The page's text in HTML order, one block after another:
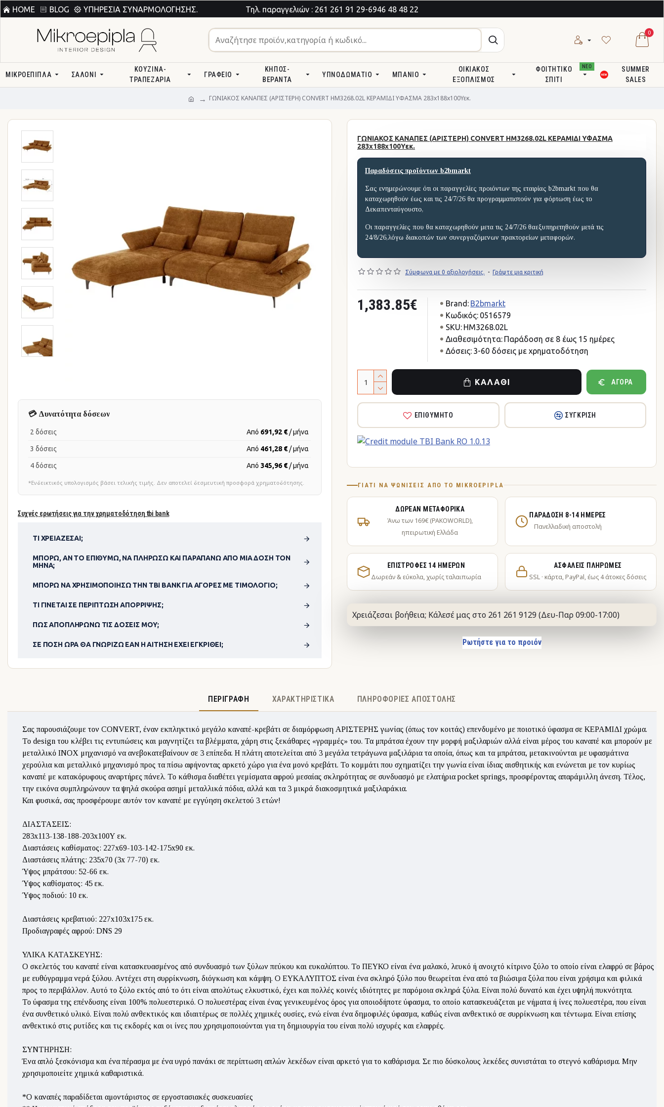
HOME BLOG ΥΠΗΡΕΣΊΑ ΣΥΝΑΡΜΟΛΌΓΗΣΗΣ. Τηλ. παραγγελιών : 261 261 91 29-6946 48 48 22
0
ΜΙΚΡΟΕΠΙΠΛΑ ΣΑΛΌΝΙ
ΚΟΥΖΊΝΑ-
ΤΡΑΠΕΖΑΡΊΑ
ΓΡΑΦΕΊΟ
ΚΉΠΟΣ-
ΒΕΡΆΝΤΑ
ΥΠΝΟΔΩΜΆΤΙΟ ΜΠΆΝΙΟ
ΟΙΚΙΑΚΌΣ
ΕΞΟΠΛΙΣΜΌΣ
ΦΟΙΤΗΤΙΚΌ
ΣΠΊΤΙ
ΝΕΟ
SUMMER
SALES
ΓΩΝΙΑΚΟΣ ΚΑΝΑΠΕΣ (ΑΡΙΣΤΕΡΗ) CONVERT HM3268.02L ΚΕΡΑΜΙΔΙ ΥΦΑΣΜΑ 283x188x100Υεκ.
Συχνές ερωτήσεις για την χρηματοδότηση tbi bank
ΤΙ ΧΡΕΙΆΖΕΣΑΙ;
ΜΠΟΡΏ, ΑΝ ΤΟ ΕΠΙΘΥΜΏ, ΝΑ ΠΛΗΡΏΣΩ ΚΑΙ ΠΑΡΑΠΆΝΩ ΑΠΌ ΜΊΑ ΔΌΣΗ ΤΟΝ
ΜΉΝΑ;
ΜΠΟΡΏ ΝΑ ΧΡΗΣΙΜΟΠΟΊΗΣΩ ΤΗΝ TBI BANK ΓΙΑ ΑΓΟΡΈΣ ΜΕ ΤΙΜΟΛΌΓΙΟ;
ΤΙ ΓΊΝΕΤΑΙ ΣΕ ΠΕΡΊΠΤΩΣΗ ΑΠΌΡΡΙΨΗΣ;
ΠΏΣ ΑΠΟΠΛΗΡΏΝΩ ΤΙΣ ΔΌΣΕΙΣ ΜΟΥ;
ΣΕ ΠΌΣΗ ΏΡΑ ΘΑ ΓΝΩΡΊΖΩ ΕΆΝ Η ΑΊΤΗΣΗ ΈΧΕΙ ΕΓΚΡΙΘΕΊ;
💳 Δυνατότητα δόσεων
2 δόσεις Από 691,92 € / μήνα
3 δόσεις Από 461,28 € / μήνα
4 δόσεις Από 345,96 € / μήνα
*Ενδεικτικός υπολογισμός βάσει τελικής τιμής. Δεν αποτελεί δεσμευτική προσφορά χρηματοδότησης.
ΓΩΝΙΑΚΟΣ ΚΑΝΑΠΕΣ (ΑΡΙΣΤΕΡΗ) CONVERT HM3268.02L ΚΕΡΑΜΙΔΙ ΥΦΑΣΜΑ
283x188x100Υεκ.
Παραδόσεις προϊόντων b2bmarkt
Σας ενημερώνουμε ότι οι παραγγελίες προιόντων της εταιρίας b2bmarkt που θα
καταχωρηθούν έως και τις 24/7/26 θα προγραμματιστούν για φόρτωση έως το
Δεκαπενταύγουστο,
Οι παραγγελίες που θα καταχωρηθούν μετα τις 24/7/26 θαεξυπηρετηθούν μετά τις
24/8/26,λόγω διακοπών των συνεργαζόμενων πρακτορείων μεταφορών.
Σύμφωνα με 0 αξιολογήσεις. - Γράψτε μια κριτική
1,383.85€ Brand: B2bmarkt
Κωδικός: 0516579
SKU: HM3268.02L
Διαθεσιμότητα: Παράδοση σε 8 έως 15 ημέρες
Δόσεις: 3-60 δόσεις με χρηματοδότηση
ΚΑΛΆΘΙ ΑΓΟΡΆ
ΕΠΙΘΥΜΗΤΌ ΣΎΓΚΡΙΣΗ
ΓΙΑΤΊ ΝΑ ΨΩΝΊΣΕΙΣ ΑΠΌ ΤΟ MIKROEPIPLA
ΔΩΡΕΆΝ ΜΕΤΑΦΟΡΙΚΆ
Άνω των 169€ (PAKOWORLD),
ηπειρωτική Ελλάδα
ΠΑΡΆΔΟΣΗ 8-14 ΗΜΈΡΕΣ
Πανελλαδική αποστολή
ΕΠΙΣΤΡΟΦΈΣ 14 ΗΜΕΡΏΝ
Δωρεάν & εύκολα, χωρίς ταλαιπωρία
ΑΣΦΑΛΕΊΣ ΠΛΗΡΩΜΈΣ
SSL · κάρτα, PayPal, έως 4 άτοκες δόσεις
Χρειάζεσαι βοήθεια; Κάλεσέ μας στο 261 261 9129 (Δευ-Παρ 09:00-17:00)
Ρωτήστε για το προιόν
ΠΕΡΙΓΡΑΦΉ ΧΑΡΑΚΤΗΡΙΣΤΙΚΆ ΠΛΗΡΟΦΟΡΊΕΣ ΑΠΟΣΤΟΛΉΣ
Σας παρουσιάζουμε τον CONVERT, έναν εκπληκτικό μεγάλο καναπέ-κρεβάτι σε διαμόρφωση ΑΡΙΣΤΕΡΗΣ γωνίας (όπως τον κοιτάς) επενδυμένο με ποιοτικό ύφασμα σε ΚΕΡΑΜΙΔΙ χρώμα.
Το design του κλέβει τις εντυπώσεις και μαγνητίζει τα βλέμματα, χάρη στις ξεκάθαρες «γραμμές» του. Τα μπράτσα έχουν την μορφή μαξιλαριών αλλά είναι μέρος του καναπέ και μπορούν με
μεταλλικό ΙΝΟΧ μηχανισμό να ανεβοκατεβαίνουν σε 3 επίπεδα. Η πλάτη αποτελείται από 3 μεγάλα τετράγωνα μαξιλάρια τα οποία, όπως και τα μπράτσα, μετακινούνται με υφασμάτινα
χερούλια και μεταλλικό μηχανισμό προς τα πίσω αφήνοντας αρκετό χώρο για ένα μονό κρεβάτι. Το κομμάτι που σχηματίζει την γωνία είναι ίδιας αισθητικής και ενώνεται με τον κυρίως
καναπέ με κατακόρυφους αναρτήρες πάνελ. Το κάθισμα διαθέτει γεμίσματα αφρού μεσαίας σκληρότητας σε συνδυασμό με ελατήρια pocket springs, προσφέροντας απαράμιλλη άνεση. Τέλος,
την εικόνα συμπληρώνουν τα ψηλά σκούρα ασημί μεταλλικά πόδια, αλλά και τα 3 μικρά διακοσμητικά μαξιλαράκια.
Και φυσικά, σας προσφέρουμε αυτόν τον καναπέ με εγγύηση σκελετού 3 ετών!
ΔΙΑΣΤΑΣΕΙΣ:
283x113-138-188-203x100Υ εκ.
Διαστάσεις καθίσματος: 227x69-103-142-175x90 εκ.
Διαστάσεις πλάτης: 235x70 (3x 77-70) εκ.
Ύψος μπράτσου: 52-66 εκ.
Ύψος καθίσματος: 45 εκ.
Ύψος πoδιού: 10 εκ.
Διαστάσεις κρεβατιού: 227x103x175 εκ.
Προδιαγραφές αφρού: DNS 29
ΥΛΙΚΑ ΚΑΤΑΣΚΕΥΗΣ:
Ο σκελετός του καναπέ είναι κατασκευασμένος από συνδυασμό των ξύλων πεύκου και ευκαλύπτου. Το ΠΕΥΚΟ είναι ένα μαλακό, λευκό ή ανοιχτό κίτρινο ξύλο το οποίο είναι ελαφρύ σε βάρος
με ευθύγραμμα νερά ξύλου. Αντέχει στη συρρίκνωση, διόγκωση και κάμψη. Ο ΕΥΚΑΛΥΠΤΟΣ είναι ένα σκληρό ξύλο που θεωρείται ένα από τα βιώσιμα ξύλα που είναι χρήσιμα και φιλικά
προς το περιβάλλον. Αυτό το ξύλο εκτός από το ότι είναι απολύτως ελκυστικό, έχει και πολλές κοινές ιδιότητες με παρόμοια σκληρά ξύλα. Είναι πολύ δυνατό και έχει υψηλή πυκνότητα.
Το ύφασμα της επένδυσης είναι 100% πολυεστερικό. Ο πολυεστέρας είναι ένας γενικευμένος όρος για οποιοδήποτε ύφασμα, το οποίο κατασκευάζεται με νήματα ή ίνες πολυεστέρα, που είναι
ένα συνθετικό υλικό. Είναι πολύ ανθεκτικός και ιδιαιτέρως σε πολλές χημικές ουσίες, ενώ είναι ένα δημοφιλές ύφασμα, καθώς είναι ανθεκτικό σε συρρίκνωση και τέντωμα. Είναι επίσης
ανθεκτικό στις ρυτίδες και τις εκδορές και οι ίνες που χρησιμοποιούνται για τη δημιουργία του είναι πολύ ισχυρές και ελαφρές.
ΣΥΝΤΗΡΗΣΗ:
Ένα απλό ξεσκόνισμα και ένα πέρασμα με ένα υγρό πανάκι σε περίπτωση απλών λεκέδων είναι αρκετό για το καθάρισμα. Σε πιο δύσκολους λεκέδες συνιστάται το στεγνό καθάρισμα. Μην
χρησιμοποιείτε χημικά καθαριστικά.
*Ο καναπές παραδίδεται αμοντάριστος σε εργοστασιακές συσκευασίες